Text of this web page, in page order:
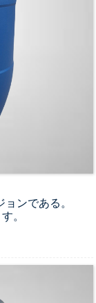
ンである。
。
性があります。